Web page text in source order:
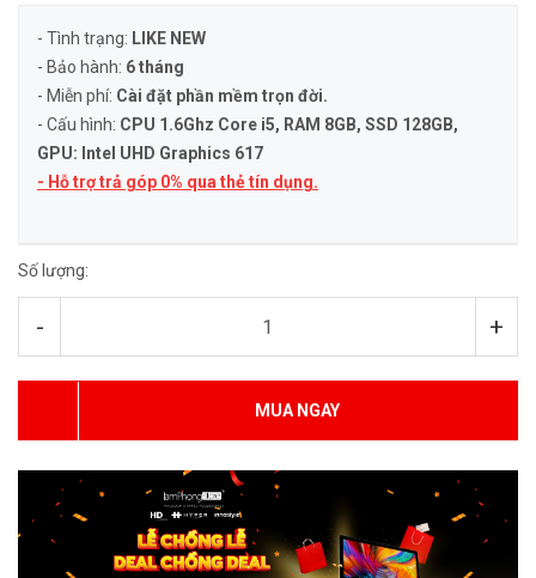
- Tình trạng: LIKE NEW
- Bảo hành: 6 tháng
- Miễn phí: Cài đặt phần mềm trọn đời.
- Cấu hình: CPU 1.6Ghz Core i5, RAM 8GB, SSD 128GB,
GPU: Intel UHD Graphics 617
- Hỗ trợ trả góp 0% qua thẻ tín dụng.
Số lượng:
- +
MUA NGAY